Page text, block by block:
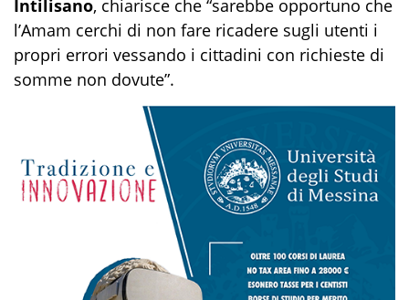
Intilisano, chiarisce che “sarebbe opportuno che
l’Amam cerchi di non fare ricadere sugli utenti i
propri errori vessando i cittadini con richieste di
somme non dovute”.